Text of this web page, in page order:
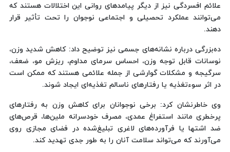
علائم افسردگی نیز از دیگر پیامدهای روانی این اختلالات هستند که
می‌توانند عملکرد تحصیلی و اجتماعی نوجوان را تحت تأثیر قرار
دهند.
ده‌بزرگی درباره نشانه‌های جسمی نیز توضیح داد: کاهش شدید وزن،
نوسانات قابل توجه وزن، احساس سرمای مداوم، ریزش مو، ضعف،
سرگیجه و مشکلات گوارشی از جمله علائمی هستند که ممکن است
در اثر سوءتغذیه یا رفتارهای ناسالم تغذیه‌ای ایجاد شوند.
وی خاطرنشان کرد: برخی نوجوانان برای کاهش وزن به رفتارهای
پرخطری مانند استفراغ عمدی، مصرف خودسرانه ملین‌ها، قرص‌های
ضد اشتها یا فرآورده‌های لاغری تبلیغ‌شده در فضای مجازی روی
می‌آورند که می‌تواند سلامت آنان را به طور جدی تهدید کند.